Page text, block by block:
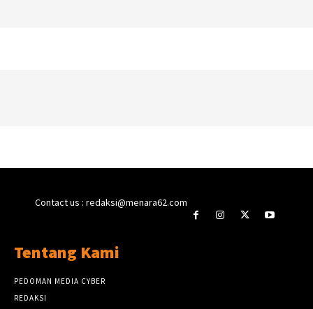
Contact us : redaksi@menara62.com
Tentang Kami
PEDOMAN MEDIA CYBER
REDAKSI